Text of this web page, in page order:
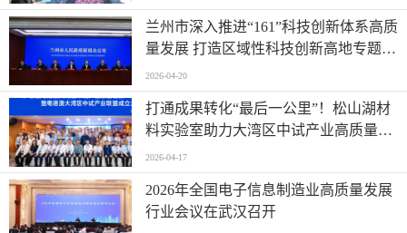
兰州市深入推进“161”科技创新体系高质
量发展 打造区域性科技创新高地专题新
闻发布会实录（文+图）
2026-04-20
打通成果转化“最后一公里”！松山湖材
料实验室助力大湾区中试产业高质量发
展
2026-04-17
2026年全国电子信息制造业高质量发展
行业会议在武汉召开